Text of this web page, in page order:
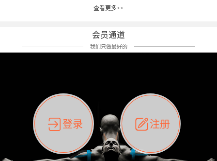
前后后居家近30天左右，感觉日子都日夜颠倒
痛影响走路。当天疼痛部贴了EDF和胃十字，膝
关节贴了半月板贴布。第2天第12肋部的EDF和
消失，贴布也没有出现进一步瘙痒过敏。而膝
关节的半月板贴布张力用的100%，但自始至终
它都很坚强的贴着，没有出现过任何瘙痒的迹
象。不同的条件下，同一个身体，不同的部位
皮肤的敏感度也有不同。因此我们KINESIO要做
的，是在研发生产过程中竭尽全力的降低致敏
性，减少贴布本身带来的致敏率。那到底是什
扎疗法）的效果是通过创造一个环境，使每种
以激发身体的自然愈合能力。 通常，药物会削
弱细胞因子的作用，单方面还会引起副作用的
症状。 与此相比，Kinesio肌内效贴创造了细
的控制仍有许多未知。 细胞因子是一种酵素，
各种各样的酵素起着适当的作用，为细胞创造
了适合居住的环境。 在现代医学上，这种细胞
因子是一种酶的观点往往被否定，但在体内有
有毒细菌和无毒细菌，它们起着保持身体平衡
的作用。 Kinesio肌内效贴不像药物那样在短时
间内表现出症状，而是通过花费时间创造一个
组织:肌肉，肌腱，韧带（主要围绕有问题的关
状，而是指贴布本身很重量，以及贴布刺激的
类型。贴布的应用充分利用了体内由间质液组
成的自然流体力学的流体层。这种轻微的刺激
间，还可以在单片贴布上提供支持和深度刺
激。通过对间质液的适当控制，可以连接皮下
筋膜，对关节进行非常轻柔的刺激，增加患部
的治疗区域。 snowflake“雪花”贴布不会妨碍皮
肤上下左右运动，有效的辅助修复关节周围组
织的筋膜。它可以作用于关节或肌肉表面，释
放压力，刺激深层筋膜。“雪花”贴扎疗法是一
查看更多>>
会员通道
我们只做最好的
登录 注册